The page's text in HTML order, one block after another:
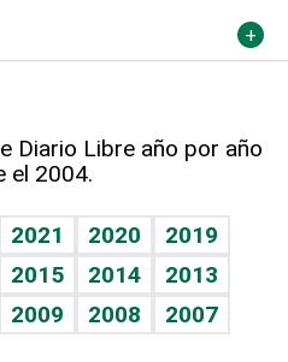
Diario Libre año por año
el 2004.
2021 2020
2019
2015 2014
2013
2009 2008
2007